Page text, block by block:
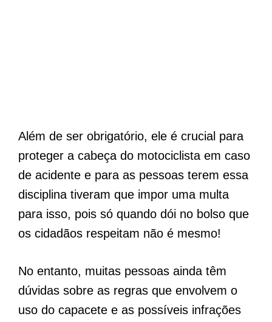
Além de ser obrigatório, ele é crucial para
proteger a cabeça do motociclista em caso
de acidente e para as pessoas terem essa
disciplina tiveram que impor uma multa
para isso, pois só quando dói no bolso que
os cidadãos respeitam não é mesmo!
No entanto, muitas pessoas ainda têm
dúvidas sobre as regras que envolvem o
uso do capacete e as possíveis infrações